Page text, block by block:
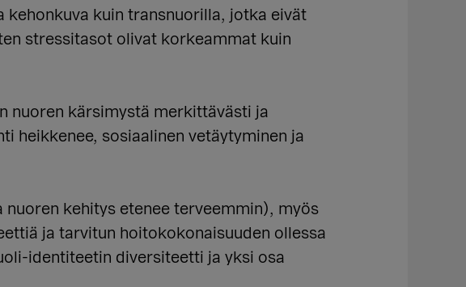
kuin transnuorilla, jotka eivät
stressitasot olivat korkeammat kuin
nuoren kärsimystä merkittävästi ja
heikkenee, sosiaalinen vetäytyminen ja
kehitys etenee terveemmin), myös
ja tarvitun hoitokokonaisuuden ollessa
identiteetin diversiteetti ja yksi osa